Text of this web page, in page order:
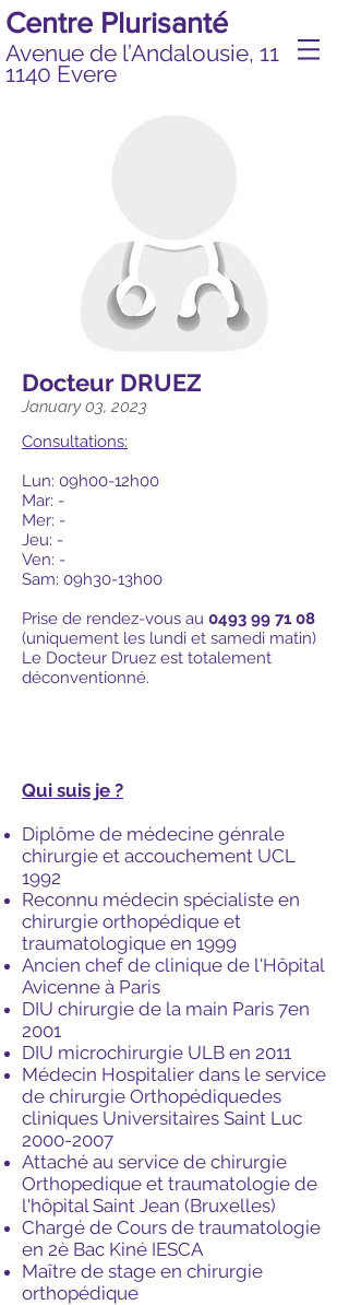
Centre Plurisanté
Avenue de l’Andalousie, 11
1140 Evere
Docteur DRUEZ
January 03, 2023
​Consultations:
Lun: 09h00-12h00
Mar: -
Mer: -
Jeu: -
Ven: -
Sam: 09h30-13h00
Prise de rendez-vous au 0493 99 71 08
(uniquement les lundi et samedi matin)
Le Docteur Druez est totalement
déconventionné.
Qui suis je ?
Diplôme de médecine génrale
chirurgie et accouchement UCL
1992
Reconnu médecin spécialiste en
chirurgie orthopédique et
traumatologique en 1999
Ancien chef de clinique de l'Hôpital
Avicenne à Paris
DIU chirurgie de la main Paris 7en
2001
DIU microchirurgie ULB en 2011
Médecin Hospitalier dans le service
de chirurgie Orthopédiquedes
cliniques Universitaires Saint Luc
2000-2007
Attaché au service de chirurgie
Orthopedique et traumatologie de
l'hôpital Saint Jean (Bruxelles)
Chargé de Cours de traumatologie
en 2è Bac Kiné IESCA
Maître de stage en chirurgie
orthopédique